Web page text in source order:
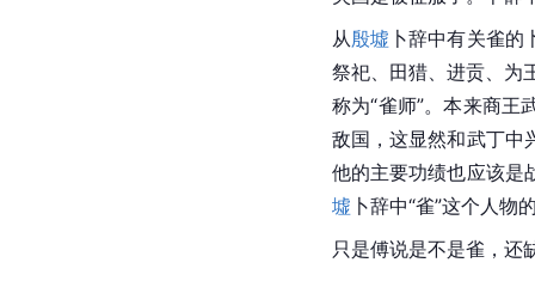
从殷墟 卜辞中有关雀
祭祀、田猎、进贡、为
称为“雀师”。本来商王
敌国，这显然和武丁中
他的主要功绩也应该是
墟 卜辞中“雀”这个人
只是傅说是不是雀，还